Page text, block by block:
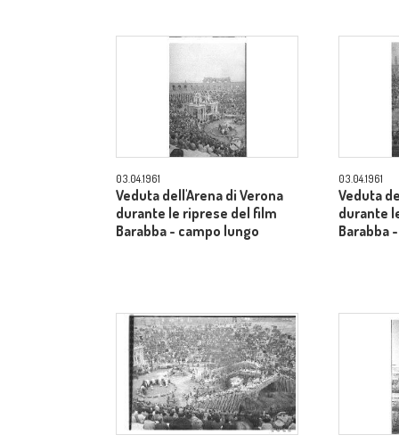
03.04.1961
Veduta dell'Arena di Verona
durante le riprese del film
Barabba - campo lungo
03.04.1961
Veduta
durante
Barabba